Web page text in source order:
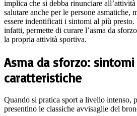
implica che si debba rinunciare
salutare anche per le persone asmatiche,
essere indentificati i sintomi al più
infatti, permette di curare l’asma da
la propria attività sportiva.
Asma da sforzo:
caratteristiche
Quando si pratica sport a livello intenso,
presentino le classiche avvisaglie del